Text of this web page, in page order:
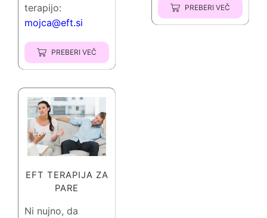
terapijo:
mojca@eft.si
PREBERI VEČ
PREBERI VEČ
EFT TERAPIJA ZA
PARE
Ni nujno, da